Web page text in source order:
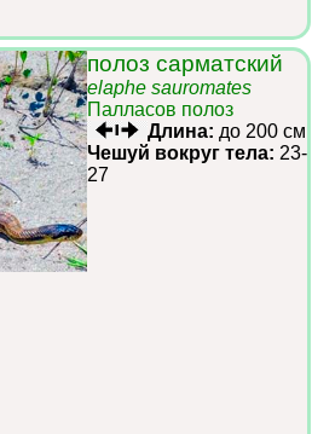
полоз сарматский
elaphe sauromates
Палласов полоз
Длина: до 200 см
Чешуй вокруг тела: 23-
27